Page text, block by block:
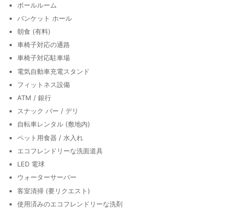
ボールルーム
バンケット ホール
朝食 (有料)
車椅子対応の通路
車椅子対応駐車場
電気自動車充電スタンド
フィットネス設備
ATM / 銀行
スナック バー / デリ
自転車レンタル (敷地内)
ペット用食器 / 水入れ
エコフレンドリーな洗面道具
LED 電球
ウォーターサーバー
客室清掃 (要リクエスト)
使用済みのエコフレンドリーな洗剤